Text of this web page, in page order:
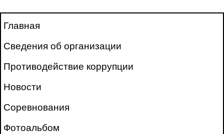
Главная
Сведения об организации
Противодействие коррупции
Новости
Соревнования
Фотоальбом